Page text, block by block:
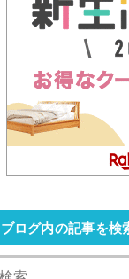
ブログ内の記事を検